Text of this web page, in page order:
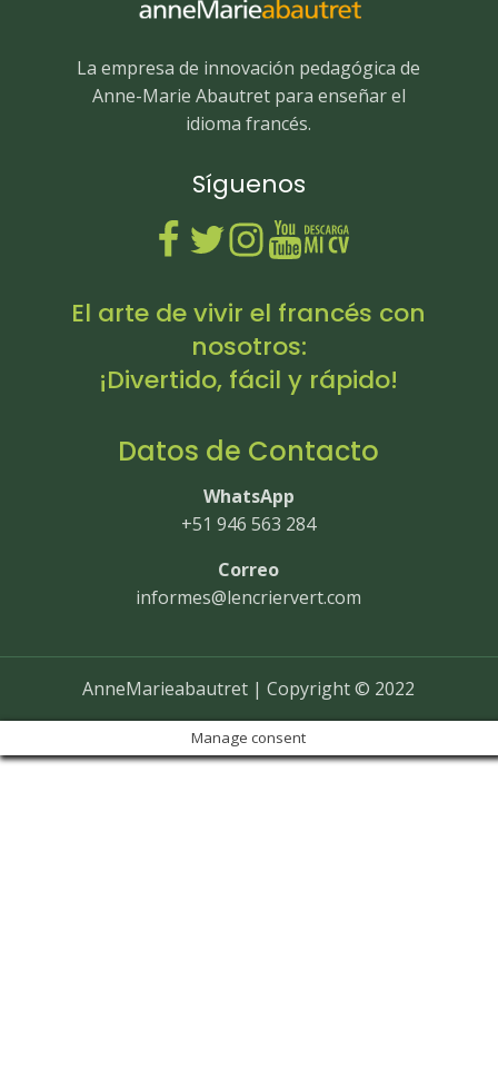
La empresa de innovación pedagógica de
Anne-Marie Abautret para enseñar el
idioma francés.
Síguenos
El arte de vivir el francés con
nosotros:
¡Divertido, fácil y rápido!
Datos de Contacto
WhatsApp
+51 946 563 284
Correo
informes@lencriervert.com
AnneMarieabautret | Copyright © 2022
Manage consent